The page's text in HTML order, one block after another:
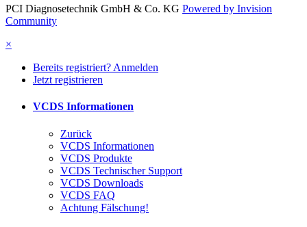
PCI Diagnosetechnik GmbH & Co. KG Powered by Invision
Community
×
Bereits registriert? Anmelden
Jetzt registrieren
VCDS Informationen
Zurück
VCDS Informationen
VCDS Produkte
VCDS Technischer Support
VCDS Downloads
VCDS FAQ
Achtung Fälschung!